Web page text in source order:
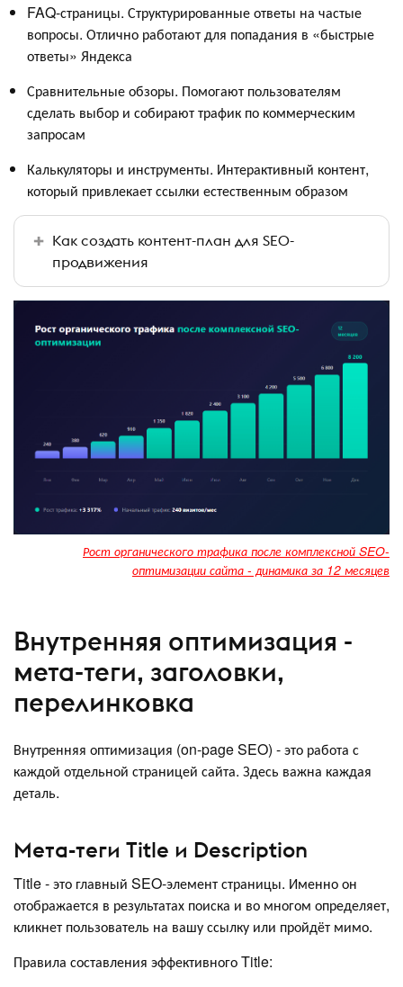
FAQ-страницы. Структурированные ответы на частые
вопросы. Отлично работают для попадания в «быстрые
ответы» Яндекса
Сравнительные обзоры. Помогают пользователям
сделать выбор и собирают трафик по коммерческим
запросам
Калькуляторы и инструменты. Интерактивный контент,
который привлекает ссылки естественным образом
Как создать контент-план для SEO-
продвижения
Рост органического трафика после комплексной SEO-
оптимизации сайта - динамика за 12 месяцев
Внутренняя оптимизация -
мета-теги, заголовки,
перелинковка
Внутренняя оптимизация (on-page SEO) - это работа с
каждой отдельной страницей сайта. Здесь важна каждая
деталь.
Мета-теги Title и Description
Title - это главный SEO-элемент страницы. Именно он
отображается в результатах поиска и во многом определяет,
кликнет пользователь на вашу ссылку или пройдёт мимо.
Правила составления эффективного Title: